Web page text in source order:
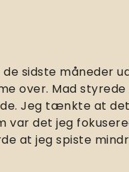
sidste måneder
over. Mad
Jeg tænkte at
var det jeg
at jeg spiste